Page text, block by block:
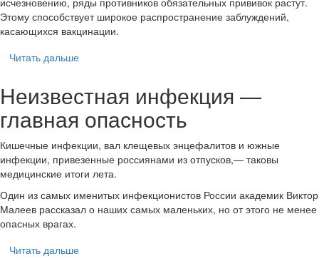
Этому способствует широкое распространение заблуждений,
касающихся вакцинации.
Читать дальше
Неизвестная инфекция —
главная опасность
Кишечные инфекции, вал клещевых энцефалитов и южные
инфекции, привезенные россиянами из отпусков,— таковы
медицинские итоги лета.
Один из самых именитых инфекционистов России академик Виктор
Малеев рассказал о наших самых маленьких, но от этого не менее
опасных врагах.
Читать дальше